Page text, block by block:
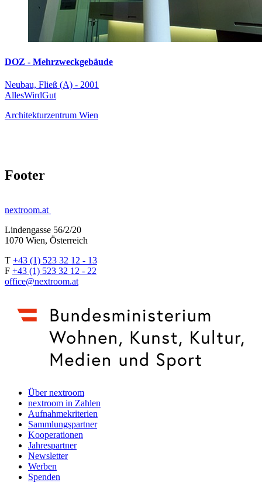
DOZ - Mehrzweckgebäude
Neubau, Fließ (A) - 2001
AllesWirdGut
Architekturzentrum Wien
Footer
nextroom.at
Lindengasse 56/2/20
1070 Wien, Österreich
T +43 (1) 523 32 12 - 13
F +43 (1) 523 32 12 - 22
office@nextroom.at
Über nextroom
nextroom in Zahlen
Aufnahmekriterien
Sammlungspartner
Kooperationen
Jahrespartner
Newsletter
Werben
Spenden